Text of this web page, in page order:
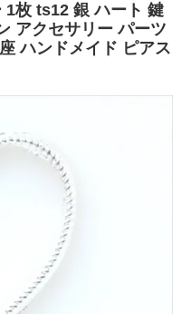
1枚 ts12 銀 ハート 鍵
アクセサリー パーツ
ハンドメイド ピアス